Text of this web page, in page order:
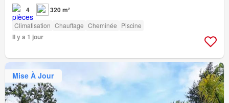
4 320 m²
Climatisation Chauffage Cheminée Piscine
Il y a 1 jour
Mise À Jour